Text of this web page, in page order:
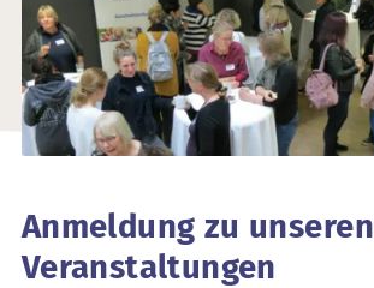
Anmeldung zu unseren
Veranstaltungen